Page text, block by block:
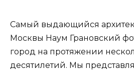
Самый выдающийся
Москвы Наум Грановский
город на протяжении
десятилетий. Мы